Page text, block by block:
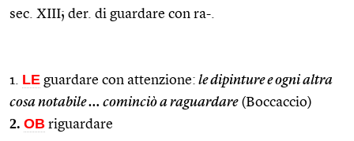
sec. XIII; der. di guardare con ra-.
1. LE guardare con attenzione: le dipinture e ogni altra
cosa notabile … cominciò a raguardare(Boccaccio)
2. OB riguardare